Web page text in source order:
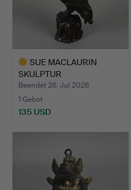
SUE MACLAURIN
SKULPTUR
SCHLEIEREULE.
Beendet 26. Jul 2026
1 Gebot
135 USD